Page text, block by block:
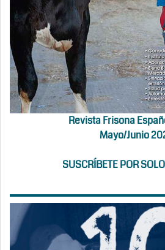
Revista Frisona
Mayo/Junio
SUSCRÍBETE POR